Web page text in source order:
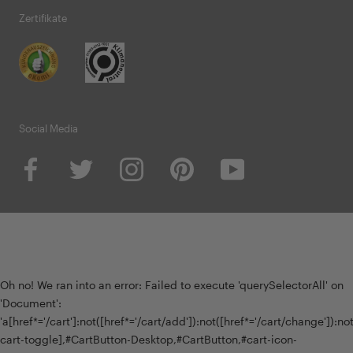
Zertifikate
Social Media
Oh no! We ran into an error: Failed to execute 'querySelectorAll' on
'Document':
'a[href*='/cart']:not([href*='/cart/add']):not([href*='/cart/
cart-toggle],#CartButton-Desktop,#CartButton,#cart-icon-